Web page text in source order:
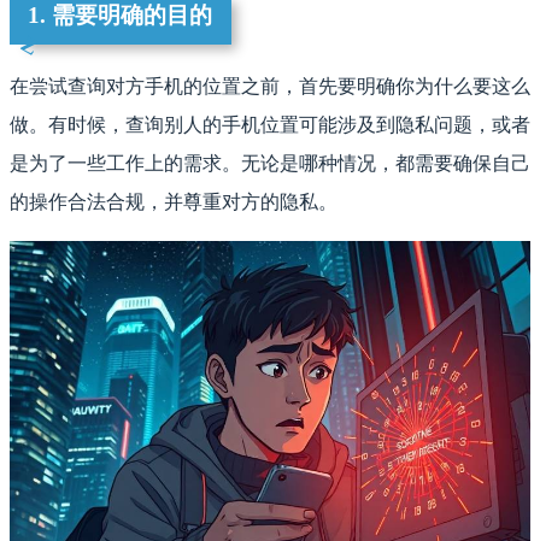
1. 需要明确的目的
在尝试查询对方手机的位置之前，首先要明确你为什么要这么
做。有时候，查询别人的手机位置可能涉及到隐私问题，或者
是为了一些工作上的需求。无论是哪种情况，都需要确保自己
的操作合法合规，并尊重对方的隐私。